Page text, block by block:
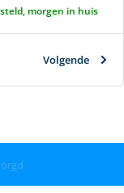
morgen in huis
Volgende